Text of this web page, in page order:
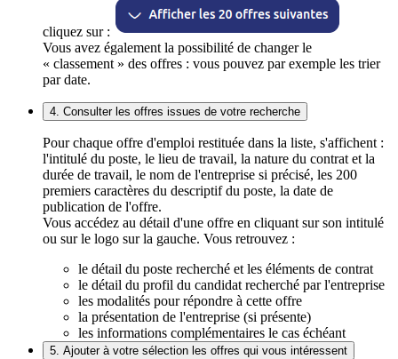
cliquez sur :
Vous avez également la possibilité de changer le
« classement » des offres : vous pouvez par exemple les trier
par date.
4. Consulter les offres issues de votre recherche
Pour chaque offre d'emploi restituée dans la liste, s'affichent :
l'intitulé du poste, le lieu de travail, la nature du contrat et la
durée de travail, le nom de l'entreprise si précisé, les 200
premiers caractères du descriptif du poste, la date de
publication de l'offre.
Vous accédez au détail d'une offre en cliquant sur son intitulé
ou sur le logo sur la gauche. Vous retrouvez :
le détail du poste recherché et les éléments de contrat
le détail du profil du candidat recherché par l'entreprise
les modalités pour répondre à cette offre
la présentation de l'entreprise (si présente)
les informations complémentaires le cas échéant
5. Ajouter à votre sélection les offres qui vous intéressent